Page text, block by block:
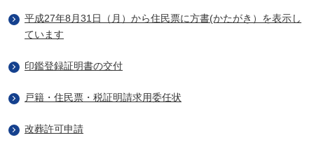
平成27年8月31日（月）から住民票に方書(かたがき）を表示し
ています
印鑑登録証明書の交付
戸籍・住民票・税証明請求用委任状
改葬許可申請